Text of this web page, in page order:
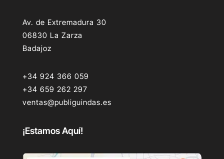
Av. de Extremadura 30
06830 La Zarza
Badajoz
+34 924 366 059
+34 659 262 297
ventas@publiguindas.es
¡Estamos Aquí!